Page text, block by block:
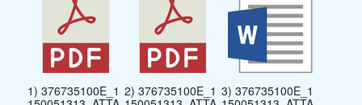
1) 376735100E_1 2) 376735100E_1 3) 376735100E_1